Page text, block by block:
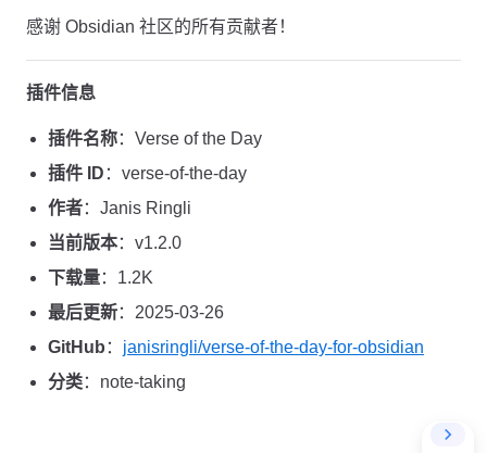
感谢 Obsidian 社区的所有贡献者！
插件信息
插件名称：Verse of the Day
插件 ID ：verse-of-the-day
作者：Janis Ringli
当前版本：v1.2.0
下载量：1.2K
最后更新：2025-03-26
GitHub ： janisringli/verse-of-the-day-for-obsidian
分类：note-taking